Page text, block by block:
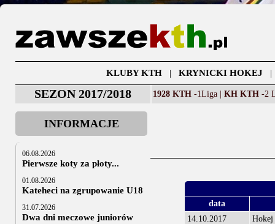
KLUBY KTH| KRYNICKI HOKEJ
SEZON 2017/2018 1928 KTH -1Liga | KH KTH -2
INFORMACJE
06.08.2026
Pierwsze koty za płoty...
01.08.2026
Kateheci na zgrupowanie U18
31.07.2026
Dwa dni meczowe juniorów
data
14.10.2017